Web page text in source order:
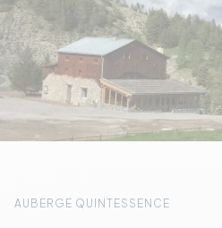
AUBERGE QUINTESSENCE